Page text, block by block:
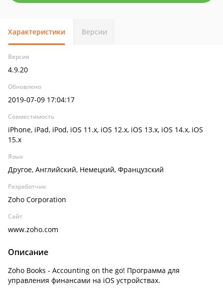
Характеристики Версии
Версия
4.9.20
Обновлено
2019-07-09 17:04:17
Совместимость
iPhone, iPad, iPod, iOS 11.x, iOS 12.x, iOS 13.x, iOS 14.x, iOS
15.x
Язык
Другое, Английский, Немецкий, Французский
Разработчик
Zoho Corporation
Сайт
www.zoho.com
Описание
Zoho Books - Accounting on the go! Программа для
управления финансами на iOS устройствах.